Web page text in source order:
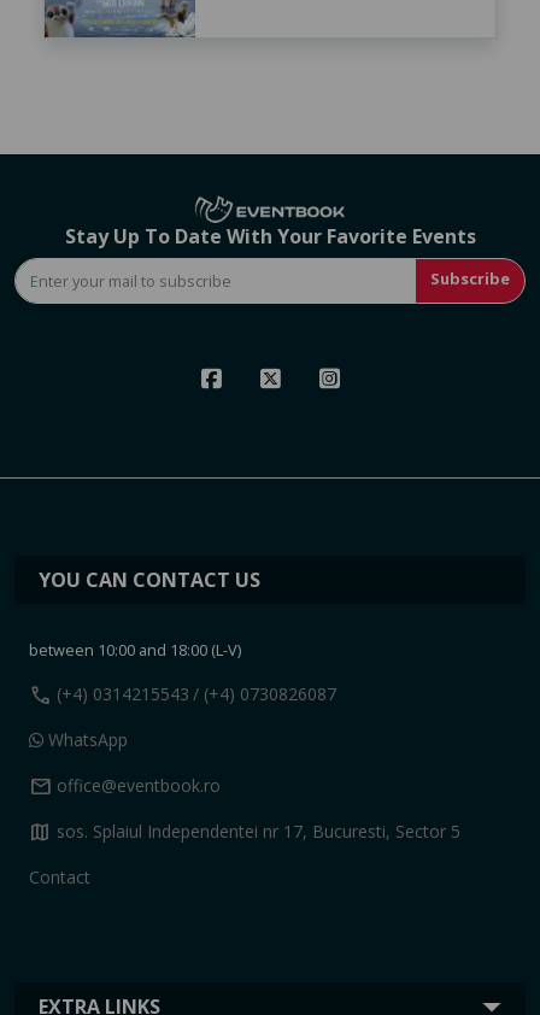
Stay Up To Date With Your Favorite Events
Subscribe
EXTRA LINKS
YOU CAN CONTACT US
between 10:00 and 18:00 (L-V)
call (+4) 0314215543 / (+4) 0730826087
WhatsApp
mail office@eventbook.ro
map sos. Splaiul Independentei nr 17, Bucuresti, Sector 5
Contact